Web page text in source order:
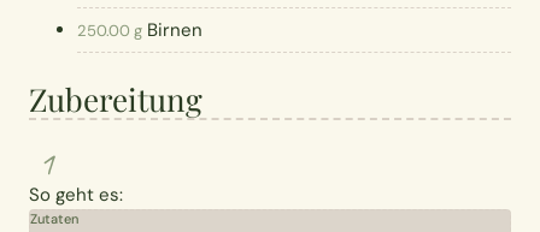
250.00 g Birnen
Zubereitung
1
So geht es:
Zutaten